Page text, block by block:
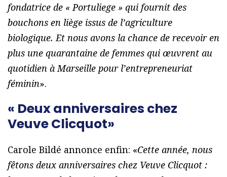
fondatrice de « Portuliege » qui fournit des
bouchons en liège issus de l’agriculture
biologique. Et nous avons la chance de recevoir en
plus une quarantaine de femmes qui œuvrent au
quotidien à Marseille pour l’entrepreneuriat
féminin».
« Deux anniversaires chez
Veuve Clicquot»
Carole Bildé annonce enfin: «Cette année, nous
fêtons deux anniversaires chez Veuve Clicquot :